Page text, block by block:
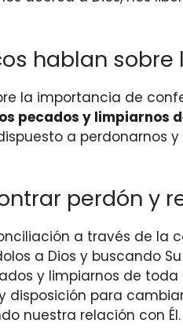
hablan
la importancia de
pecados y limpiarnos
a
perdón y
a través de la
a Dios y buscando
y limpiarnos de
para
nuestra relación con Él.